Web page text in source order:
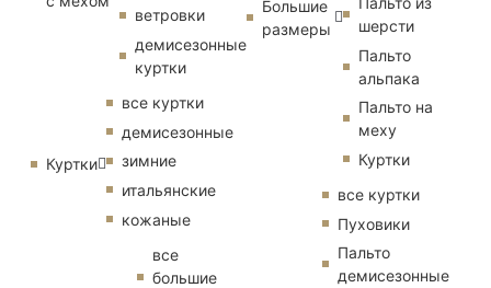
ветровки
демисезонные
куртки
Куртки
все куртки
демисезонные
зимние
итальянские
кожаные
все
большие
Большие
размеры
шерсти
Пальто
альпака
Пальто на
меху
Куртки
все куртки
Пуховики
Пальто
демисезонные